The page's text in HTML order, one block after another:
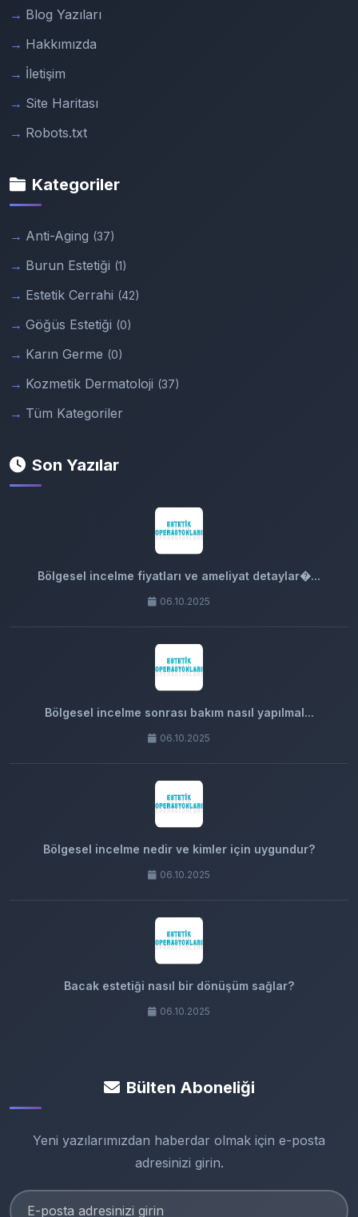
Blog Yazıları
Hakkımızda
İletişim
Site Haritası
Robots.txt
Kategoriler
Anti-Aging (37)
Burun Estetiği (1)
Estetik Cerrahi (42)
Göğüs Estetiği (0)
Karın Germe (0)
Kozmetik Dermatoloji (37)
Tüm Kategoriler
Son Yazılar
Bölgesel incelme fiyatları ve ameliyat detaylar�...
06.10.2025
Bölgesel incelme sonrası bakım nasıl yapılmal...
06.10.2025
Bölgesel incelme nedir ve kimler için uygundur?
06.10.2025
Bacak estetiği nasıl bir dönüşüm sağlar?
06.10.2025
Bülten Aboneliği
Yeni yazılarımızdan haberdar olmak için e-posta
adresinizi girin.